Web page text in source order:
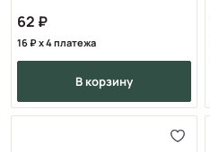
62
16 x 4 платежа
в корзину